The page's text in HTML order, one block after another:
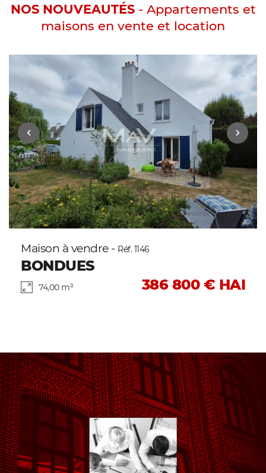
NOS NOUVEAUTÉS - Appartements et
maisons en vente et location
Maison à vendre - Réf. 1146
BONDUES
74,00 m² 386 800 € HAI